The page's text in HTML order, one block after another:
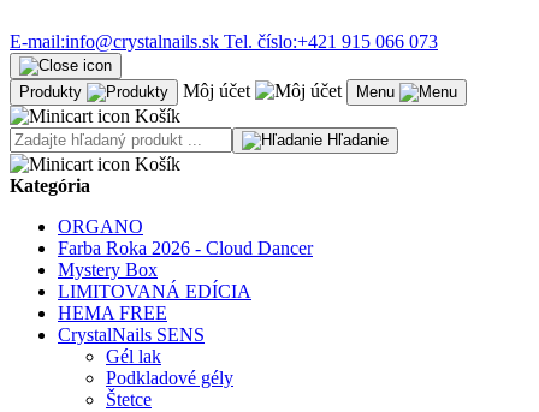
E-mail:info@crystalnails.sk Tel. číslo:+421 915 066 073
Produkty Môj účet Menu
Košík
Hľadanie
Košík
Kategória
ORGANO
Farba Roka 2026 - Cloud Dancer
Mystery Box
LIMITOVANÁ EDÍCIA
HEMA FREE
CrystalNails SENS
Gél lak
Podkladové gély
Štetce